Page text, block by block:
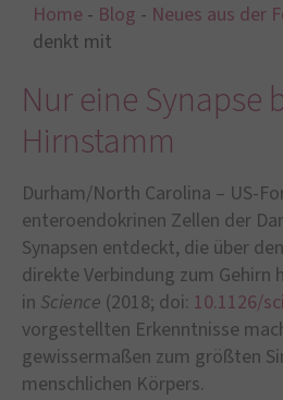
Home - Blog - Neues aus der
denkt mit
Nur eine Synapse
Hirnstamm
Durham/North Carolina – US-
enteroendokrinen Zellen der
Synapsen entdeckt, die über
direkte Verbindung zum Gehirn
in Science (2018; doi: 10.1126/
vorgestellten Erkenntnisse
gewissermaßen zum größten
menschlichen Körpers.